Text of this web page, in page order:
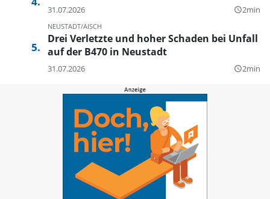
31.07.2026 query_builder2min
NEUSTADT/AISCH
Drei Verletzte und hoher Schaden bei Unfall
auf der B470 in Neustadt
31.07.2026 query_builder2min